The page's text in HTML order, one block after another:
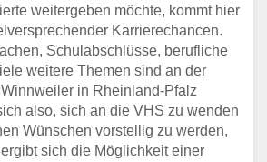
weitergeben möchte, kommt hier
Karrierechancen.
Schulabschlüsse, berufliche
weitere Themen sind an der
in Rheinland-Pfalz
also, sich an die VHS zu wenden
Wünschen vorstellig zu werden,
sich die Möglichkeit einer